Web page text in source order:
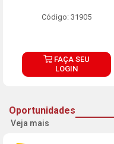
Código: 31905
FAÇA SEU
LOGIN
Oportunidades
Veja mais